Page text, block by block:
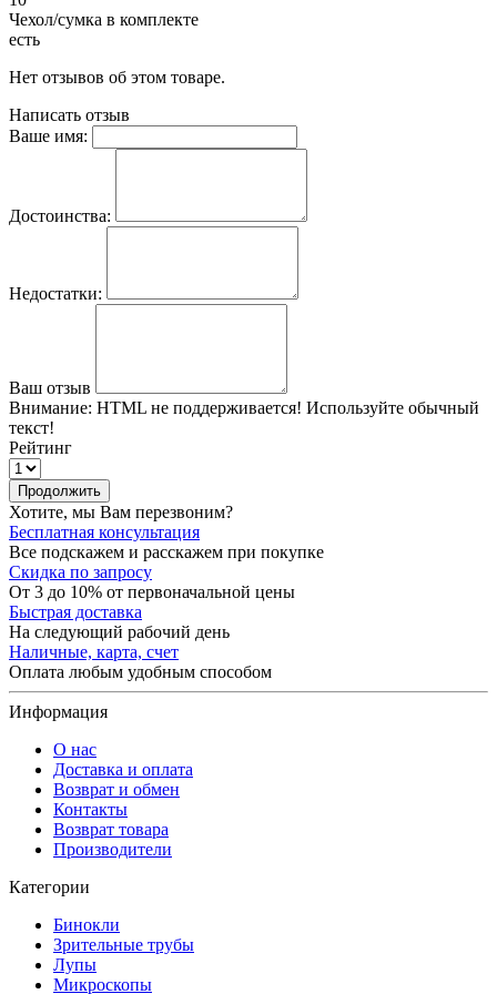
Чехол/сумка в комплекте
есть
Нет отзывов об этом товаре.
Написать отзыв
Ваше имя:
Достоинства:
Недостатки:
Ваш отзыв
Внимание: HTML не поддерживается! Используйте обычный
текст!
Рейтинг
Продолжить
Хотите, мы Вам перезвоним?
Бесплатная консультация
Все подскажем и расскажем при покупке
Скидка по запросу
От 3 до 10% от первоначальной цены
Быстрая доставка
На следующий рабочий день
Наличные, карта, счет
Оплата любым удобным способом
Информация
О нас
Доставка и оплата
Возврат и обмен
Контакты
Возврат товара
Производители
Категории
Бинокли
Зрительные трубы
Лупы
Микроскопы